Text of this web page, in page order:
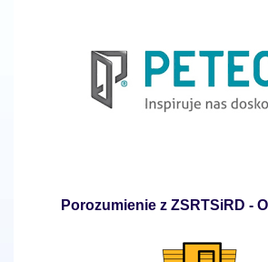
Porozumienie z ZSRTSiRD -